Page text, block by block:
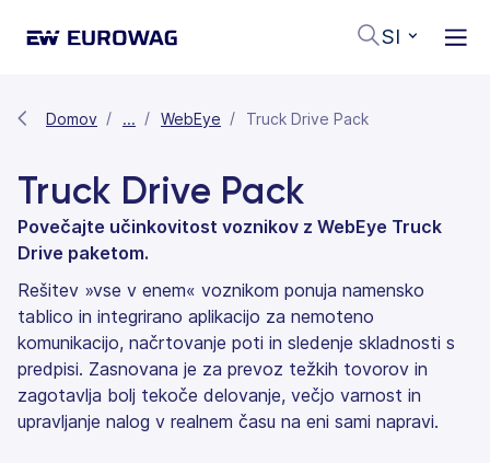
SI
Domov ... WebEye Truck Drive Pack
Truck Drive Pack
Povečajte učinkovitost voznikov z WebEye Truck
Drive paketom.
Rešitev »vse v enem« voznikom ponuja namensko
tablico in integrirano aplikacijo za nemoteno
komunikacijo, načrtovanje poti in sledenje skladnosti s
predpisi. Zasnovana je za prevoz težkih tovorov in
zagotavlja bolj tekoče delovanje, večjo varnost in
upravljanje nalog v realnem času na eni sami napravi.